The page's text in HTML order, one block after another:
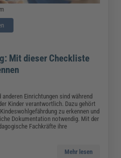
Mit dieser Checkliste
Einrichtungen sind während
Kinder verantwortlich. Dazu gehört
zu erkennen und
Dokumentation notwendig. Mit der
Fachkräfte ihre
Mehr lesen